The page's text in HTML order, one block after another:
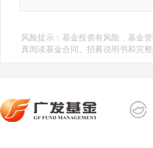
风险提示：基金投资有风险，基金
真阅读基金合同、招募说明书和完